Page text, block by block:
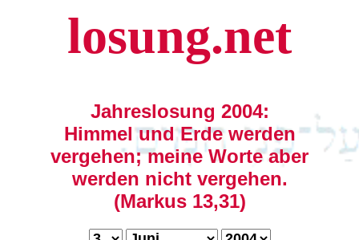
losung.net
Jahreslosung 2004:
Himmel und Erde werden
vergehen; meine Worte aber
werden nicht vergehen.
(Markus 13,31)